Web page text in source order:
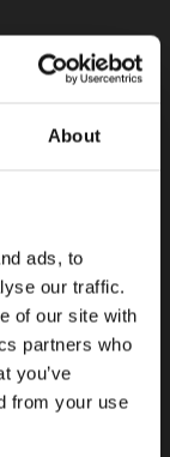
About
ads, to
our traffic.
of our site with
partners who
you’ve
from your use
10%στην